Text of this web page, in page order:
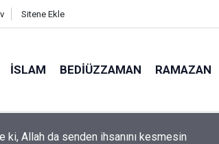
Sitene Ekle
İSLAM BEDIÜZZAMAN RAMAZAN
ki, Allah da senden ihsanını kesmesin